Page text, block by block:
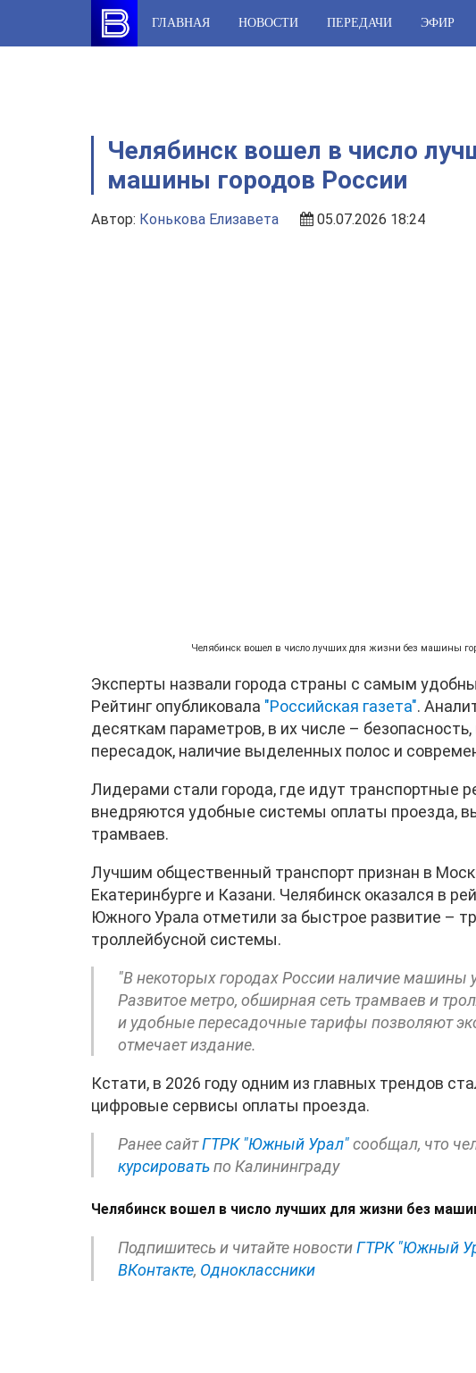
content
ГЛАВНАЯ НОВОСТИ ПЕРЕДАЧИ ЭФИР
Челябинск вошел в число
машины городов России
Автор: Конькова Елизавета 05.07.2026 18:24
Челябинск вошел в число лучших для жизни без машины
Эксперты назвали города страны с самым
Рейтинг опубликовала "Российская газета".
десяткам параметров, в их числе –
пересадок, наличие выделенных полос и
Лидерами стали города, где идут транспортные
внедряются удобные системы оплаты проезда,
трамваев.
Лучшим общественный транспорт признан в
Екатеринбурге и Казани. Челябинск оказался в
Южного Урала отметили за быстрое развитие –
троллейбусной системы.
"В некоторых городах России наличие машины
Развитое метро, обширная сеть трамваев и
и удобные пересадочные тарифы позволяют
отмечает издание.
Кстати, в 2026 году одним из главных трендов
цифровые сервисы оплаты проезда.
Ранее сайтГТРК "Южный Урал"сообщал, что
курсироватьпо Калининграду
Челябинск вошел в число лучших для жизни без
Подпишитесь и читайте новостиГТРК "Южный
ВКонтакте, Одноклассники